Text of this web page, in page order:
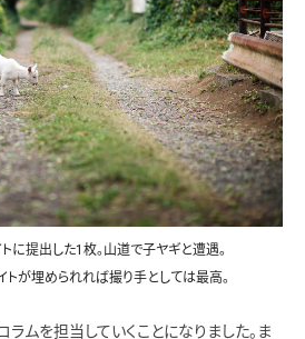
に提出した1枚。山道で子ヤギと遭遇。
トが埋められれば撮り手としては最高。
ムを担当していくことになりました。ま